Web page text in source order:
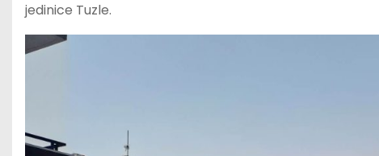
jedinice Tuzle.